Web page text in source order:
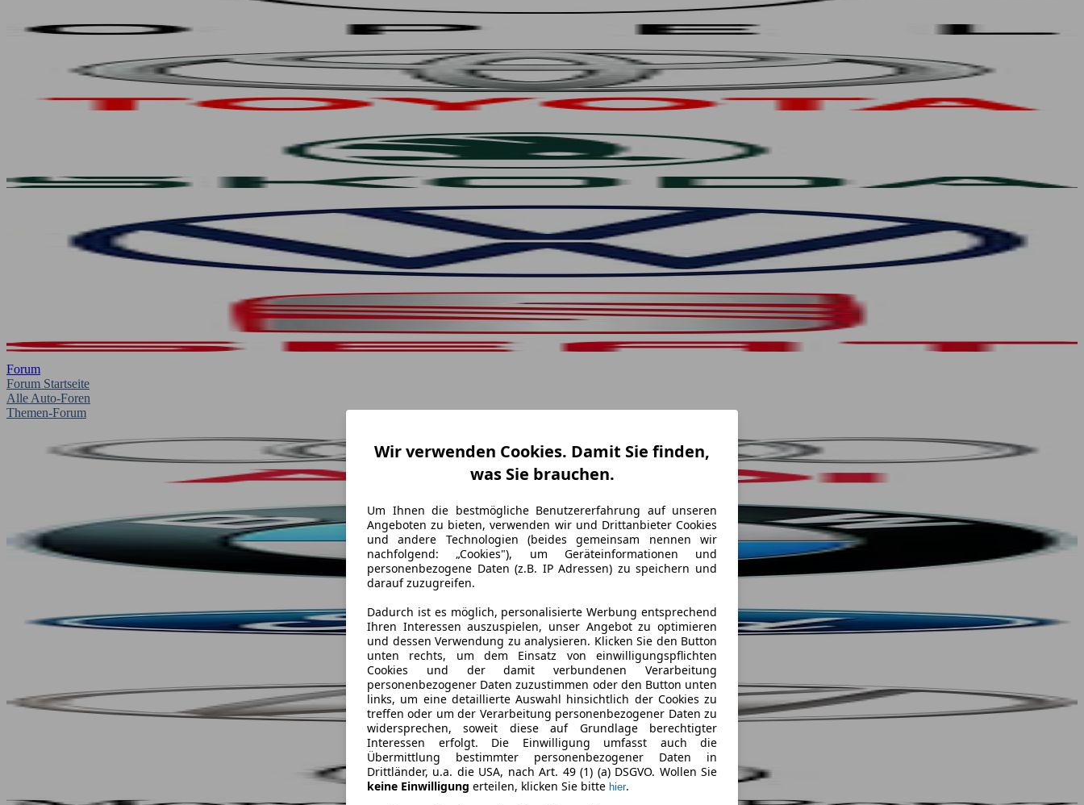
Forum
Forum Startseite
Alle Auto-Foren
Themen-Forum
Wir verwenden Cookies. Damit Sie finden,
was Sie brauchen.
Um Ihnen die bestmögliche Benutzererfahrung auf unseren
Angeboten zu bieten, verwenden wir und Drittanbieter Cookies
und andere Technologien (beides gemeinsam nennen wir
nachfolgend: „Cookies"), um Geräteinformationen und
personenbezogene Daten (z.B. IP Adressen) zu speichern und
darauf zuzugreifen.
Dadurch ist es möglich, personalisierte Werbung entsprechend
Ihren Interessen auszuspielen, unser Angebot zu optimieren
und dessen Verwendung zu analysieren. Klicken Sie den Button
unten rechts, um dem Einsatz von einwilligungspflichten
Cookies und der damit verbundenen Verarbeitung
personenbezogener Daten zuzustimmen oder den Button unten
links, um eine detaillierte Auswahl hinsichtlich der Cookies zu
treffen oder um der Verarbeitung personenbezogener Daten zu
widersprechen, soweit diese auf Grundlage berechtigter
Interessen erfolgt. Die Einwilligung umfasst auch die
Übermittlung bestimmter personenbezogener Daten in
Drittländer, u.a. die USA, nach Art. 49 (1) (a) DSGVO. Wollen Sie
keine Einwilligung erteilen, klicken Sie bitte hier.